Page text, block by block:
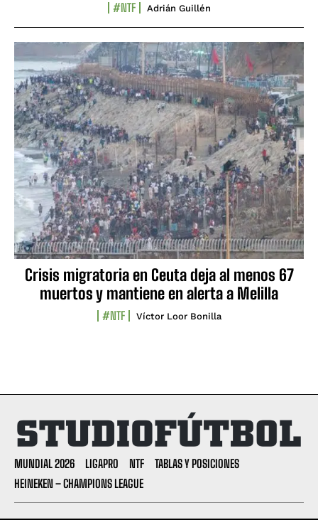
#NTF Adrián Guillén
Crisis migratoria en Ceuta deja al menos 67
muertos y mantiene en alerta a Melilla
#NTF Víctor Loor Bonilla
MUNDIAL 2026 LIGAPRO NTF
TABLAS Y POSICIONES
HEINEKEN – CHAMPIONS LEAGUE